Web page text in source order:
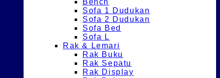
Bench
Sofa 1 Dudukan
Sofa 2 Dudukan
Sofa Bed
Sofa L
Rak & Lemari
Rak Buku
Rak Sepatu
Rak Display